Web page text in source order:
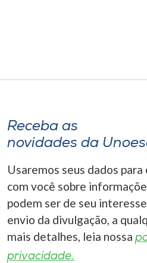
Receba as
novidades da
Usaremos seus dados
com você sobre
podem ser de seu
envio da divulgação, a
mais detalhes, leia nossa
privacidade.